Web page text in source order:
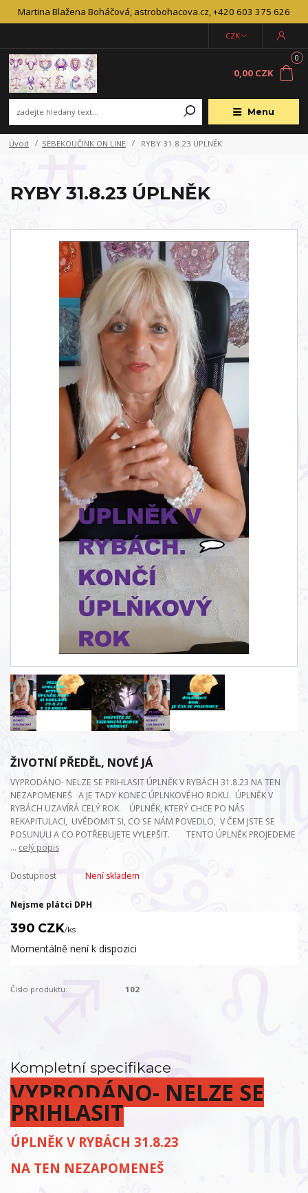
Martina Blažena Boháčová, astrobohacova.cz, +420 603 375 626
Menu
CZK
0
0,00 CZK
Úvod SEBEKOUČINK ON LINE RYBY 31.8.23 ÚPLNĚK
RYBY 31.8.23 ÚPLNĚK
ŽIVOTNÍ PŘEDĚL, NOVÉ JÁ
VYPRODÁNO- NELZE SE PRIHLASIT ÚPLNĚK V RYBÁCH 31.8.23 NA TEN
NEZAPOMENEŠ A JE TADY KONEC ÚPLNKOVÉHO ROKU. ÚPLNĚK V
RYBÁCH UZAVÍRÁ CELÝ ROK. ÚPLNĚK, KTERÝ CHCE PO NÁS
REKAPITULACI, UVĚDOMIT SI, CO SE NÁM POVEDLO, V ČEM JSTE SE
POSUNULI A CO POTŘEBUJETE VYLEPŠIT. TENTO ÚPLNĚK PROJEDEME
... celý popis
Dostupnost Není skladem
Nejsme plátci DPH
390 CZK/ks
Momentálně není k dispozici
Číslo produktu: 102
Kompletní specifikace
VYPRODÁNO- NELZE SE
PRIHLASIT
ÚPLNĚK V RYBÁCH 31.8.23
NA TEN NEZAPOMENEŠ